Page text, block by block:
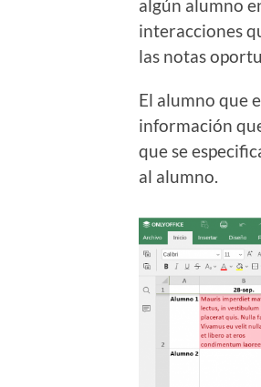
algún alumno
interacciones
las notas
El alumno que
información
que se
al alumno.